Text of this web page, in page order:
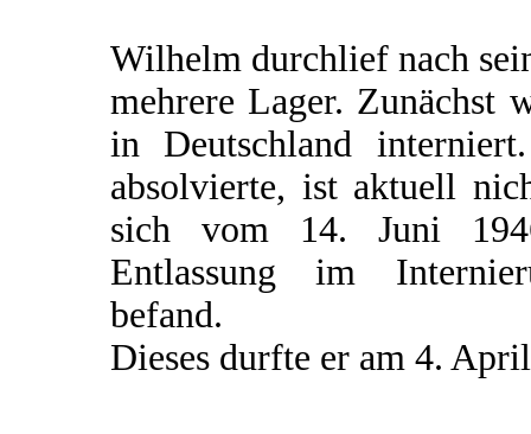
Wilhelm durchlief nach
mehrere Lager. Zunächst
in Deutschland
absolvierte, ist aktuell
sich vom 14. Juni
Entlassung im
befand.
Dieses durfte er am 4.